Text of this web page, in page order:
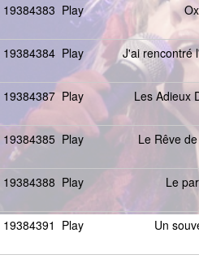
19384383 Play
19384384 Play J'ai rencontré
19384387 Play Les Adieux
19384385 Play Le Rêve
19384388 Play Le
19384391 Play Un